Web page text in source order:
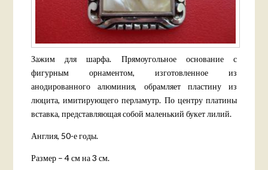
Зажим для шарфа. Прямоугольное основание с
фигурным орнаментом, изготовленное из
анодированного алюминия, обрамляет пластину из
люцита, имитирующего перламутр. По центру платины
вставка, представляющая собой маленький букет лилий.
Англия, 50-е годы.
Размер – 4 см на 3 см.